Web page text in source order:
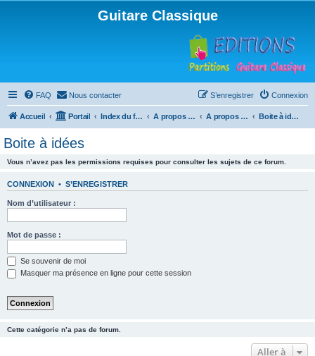
Guitare Classique
FAQ Nous contacter Connexion
S’enregistrer
Accueil Portail Index du forum A propos du forum A propos du forum Boite à idées
Boite à idées
Vous n’avez pas les permissions requises pour consulter les sujets de ce forum.
CONNEXION • S’ENREGISTRER
Nom d’utilisateur :
Mot de passe :
Se souvenir de moi
Masquer ma présence en ligne pour cette session
Cette catégorie n’a pas de forum.
Aller à